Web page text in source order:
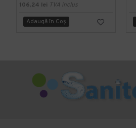
106,24 lei TVA inclus
Adaugă în Coş